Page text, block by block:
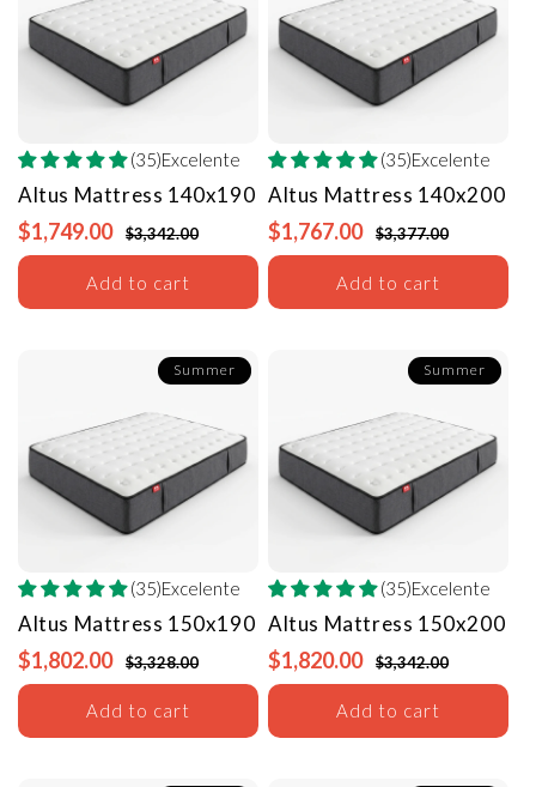
(35)Excelente
Altus Mattress 140x190
$1,749.00 $3,342.00
Add to cart
(35)Excelente
Altus Mattress 140x200
$1,767.00 $3,377.00
Add to cart
Summer
(35)Excelente
Altus Mattress 150x190
$1,802.00 $3,328.00
Add to cart
Summer
(35)Excelente
Altus Mattress 150x200
$1,820.00 $3,342.00
Add to cart